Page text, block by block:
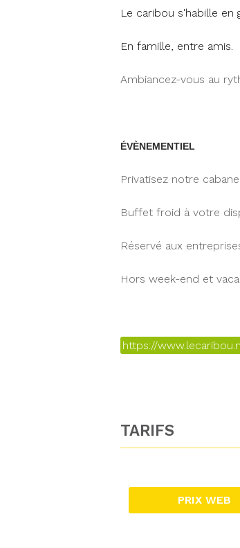
Le caribou s'habille en
En famille, entre amis.
Ambiancez-vous au
ÉVÈNEMENTIEL
Privatisez notre
Buffet froid à votre
Réservé aux
Hors week-end et
https://
TARIFS
PRIX WEB